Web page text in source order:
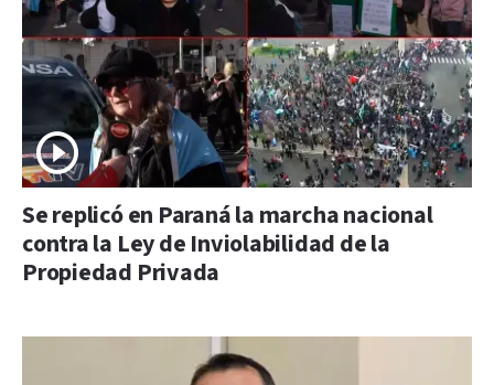
Se replicó en Paraná la marcha nacional
contra la Ley de Inviolabilidad de la
Propiedad Privada